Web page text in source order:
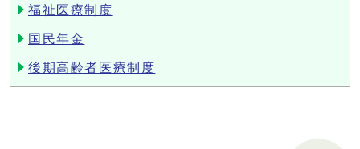
福祉医療制度
国民年金
後期高齢者医療制度